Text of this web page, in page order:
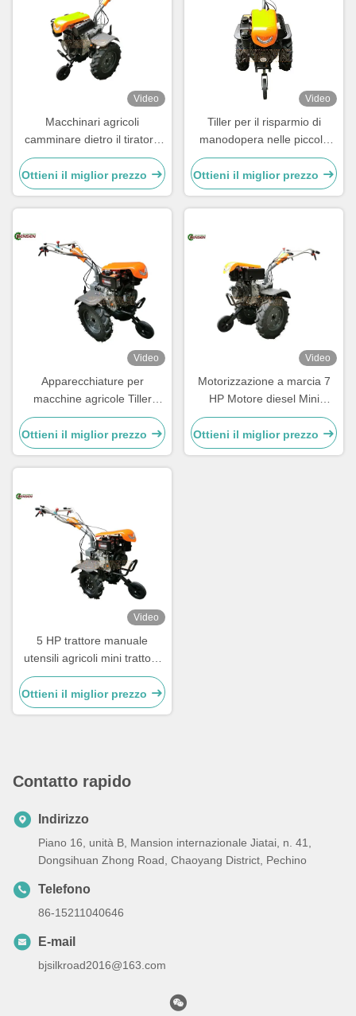
Video
Macchinari agricoli
camminare dietro il tiratore
trattore agricolo da 10 CV
due ruote mini trattore diesel
Ottieni il miglior prezzo
Video
Tiller per il risparmio di
manodopera nelle piccole
aziende agricole con motore
diesel da 9 CV e maniglia
regolabile
Ottieni il miglior prezzo
Video
Apparecchiature per
macchine agricole Tiller
diesel Tiller a due ruote 7
cavalli Trattore a mano
Ottieni il miglior prezzo
Video
Motorizzazione a marcia 7
HP Motore diesel Mini
trattore per le piccole
aziende agricole
Ottieni il miglior prezzo
Video
5 HP trattore manuale
utensili agricoli mini trattore
diesel
Ottieni il miglior prezzo
Contatto rapido
Indirizzo
Piano 16, unità B, Mansion internazionale Jiatai, n. 41,
Dongsihuan Zhong Road, Chaoyang District, Pechino
Telefono
86-15211040646
E-mail
bjsilkroad2016@163.com